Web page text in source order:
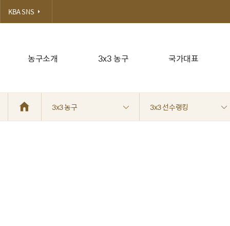
농구소개 3x3 농구 국가대표
KBA SNS
3x3 농구 3x3 선수랭킹